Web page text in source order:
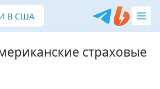
В США
страховые